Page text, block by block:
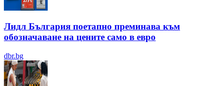
Лидл България поетапно преминава към
обозначаване на цените само в евро
dbr.bg